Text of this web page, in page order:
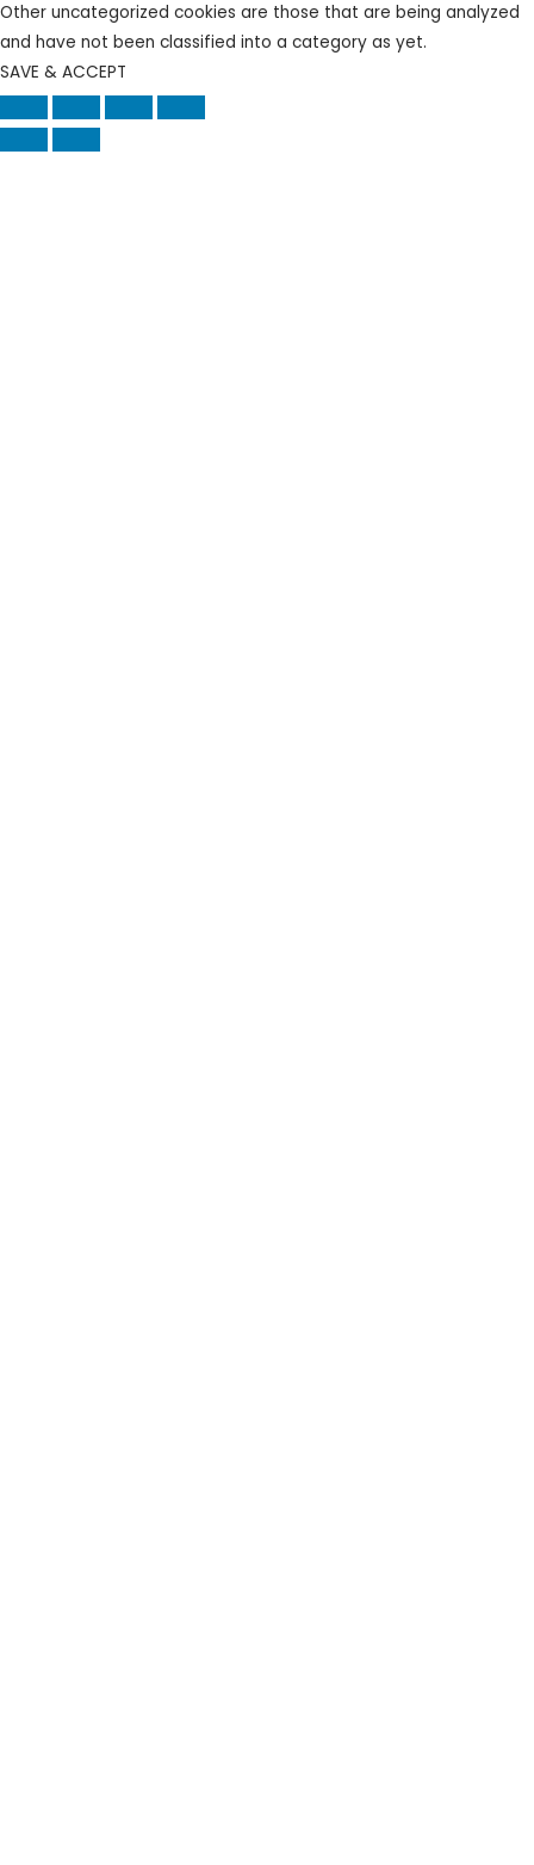
Other uncategorized cookies are those that are being analyzed
and have not been classified into a category as yet.
SAVE & ACCEPT